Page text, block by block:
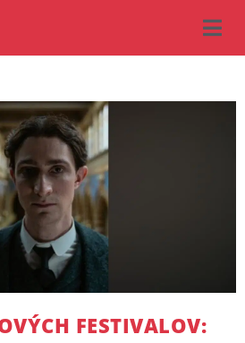
FESTIVALOV: